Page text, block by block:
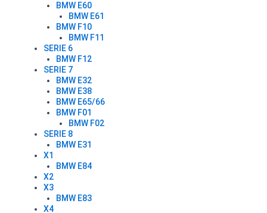
BMW E60
BMW E61
BMW F10
BMW F11
SERIE 6
BMW F12
SERIE 7
BMW E32
BMW E38
BMW E65/66
BMW F01
BMW F02
SERIE 8
BMW E31
X1
BMW E84
X2
X3
BMW E83
X4